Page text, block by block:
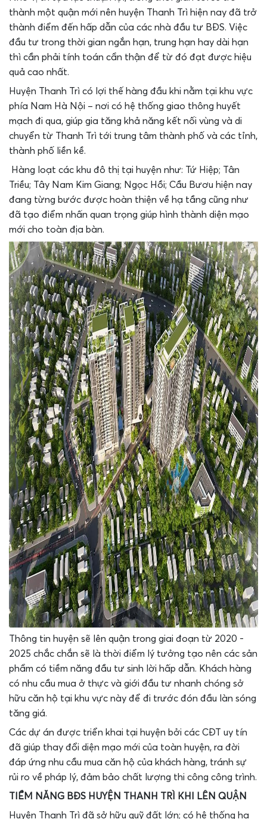
thành một quận mới nên huyện Thanh Trì hiện nay đã trở
thành điểm đến hấp dẫn của các nhà đầu tư BĐS. Việc
đầu tư trong thời gian ngắn hạn, trung hạn hay dài hạn
thì cần phải tính toán cẩn thận để từ đó đạt được hiệu
quả cao nhất.
Huyện Thanh Trì có lợi thế hàng đầu khi nằm tại khu vực
phía Nam Hà Nội – nơi có hệ thống giao thông huyết
mạch đi qua, giúp gia tăng khả năng kết nối vùng và di
chuyển từ Thanh Trì tới trung tâm thành phố và các tỉnh,
thành phố liền kề.
Hàng loạt các khu đô thị tại huyện như: Tứ Hiệp; Tân
Triều; Tây Nam Kim Giang; Ngọc Hồi; Cầu Bươu hiện nay
đang từng bước được hoàn thiện về hạ tầng cũng như
đã tạo điểm nhấn quan trọng giúp hình thành diện mạo
mới cho toàn địa bàn.
Thông tin huyện sẽ lên quận trong giai đoạn từ 2020 -
2025 chắc chắn sẽ là thời điểm lý tưởng tạo nên các sản
phẩm có tiềm năng đầu tư sinh lời hấp dẫn. Khách hàng
có nhu cầu mua ở thực và giới đầu tư nhanh chóng sở
hữu căn hộ tại khu vực này để đi trước đón đầu làn sóng
tăng giá.
Các dự án được triển khai tại huyện bởi các CĐT uy tín
đã giúp thay đổi diện mạo mới của toàn huyện, ra đời
đáp ứng nhu cầu mua căn hộ của khách hàng, tránh sự
rủi ro về pháp lý, đảm bảo chất lượng thi công công trình.
TIỀM NĂNG BĐS HUYỆN THANH TRÌ KHI LÊN QUẬN
Huyện Thanh Trì đã sở hữu quỹ đất lớn; có hệ thống hạ